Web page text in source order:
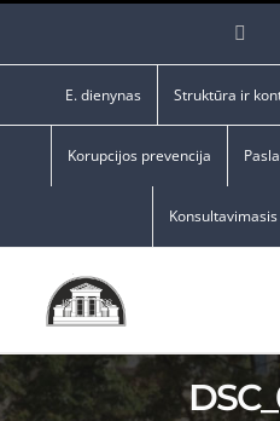
E. dienynas Struktūra ir
Korupcijos prevencija